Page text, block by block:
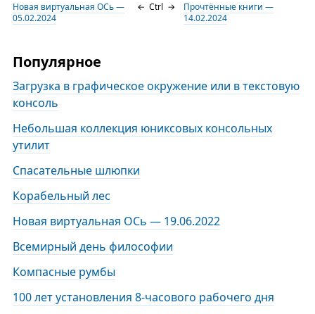
Новая виртуальная ОСь —
05.02.2024
← Ctrl →
Прочтённые книги —
14.02.2024
Популярное
Загрузка в графическое окружение или в текстовую
консоль
Небольшая коллекция юниксовых консольных
утилит
Спасательные шлюпки
Корабельный лес
Новая виртуальная ОСь — 19.06.2022
Всемирный день философии
Компасные румбы
100 лет установления 8-часового рабочего дня